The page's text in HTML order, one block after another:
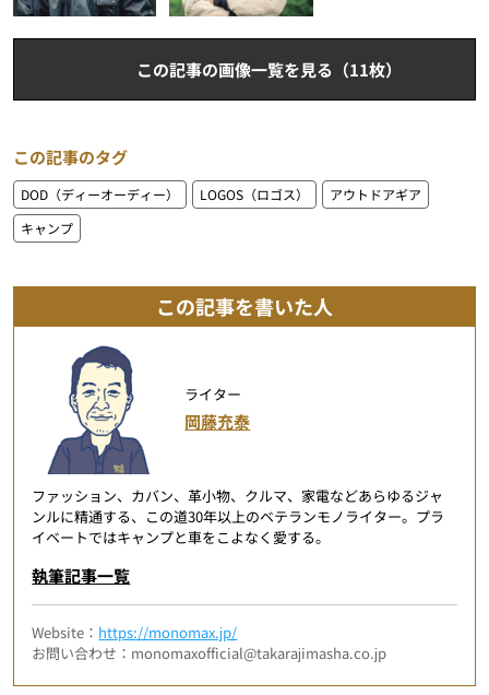
この記事の画像一覧を見る（11枚）
この記事のタグ
DOD（ディーオーディー） LOGOS（ロゴス）
アウトドアギア
キャンプ
この記事を書いた人
ライター
岡藤充泰
ファッション、カバン、革小物、クルマ、家電などあらゆるジャ
ンルに精通する、この道30年以上のベテランモノライター。プラ
イベートではキャンプと車をこよなく愛する。
執筆記事一覧
Website： https://monomax.jp/
お問い合わせ：monomaxofficial@takarajimasha.co.jp